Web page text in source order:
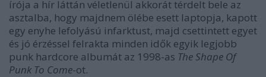
írója a hír láttán véletlenül akkorát térdelt bele az
asztalba, hogy majdnem ölébe esett laptopja, kapott
egy enyhe lefolyású infarktust, majd csettintett egyet
és jó érzéssel felrakta minden idők egyik legjobb
punk hardcore albumát az 1998-as The Shape Of
Punk To Come-ot.